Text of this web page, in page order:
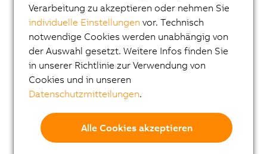
Industrie PCs
Visualisieren und Bedienen
Steuerungssysteme
I/O Systeme
Vision Systeme
X20 System
Verarbeitung zu akzeptieren oder nehmen Sie
individuelle Einstellungen vor. Technisch
notwendige Cookies werden unabhängig von
der Auswahl gesetzt. Weitere Infos finden Sie
in unserer Richtlinie zur Verwendung von
Cookies und in unseren
Datenschutzmitteilungen.
Alle Cookies akzeptieren